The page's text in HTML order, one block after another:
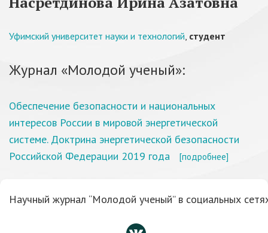
Уфимский университет науки и технологий, студент
Журнал «Молодой ученый»:
Обеспечение безопасности и национальных
интересов России в мировой энергетической
системе. Доктрина энергетической безопасности
Российской Федерации 2019 года
[подробнее]
Научный журнал “Молодой ученый” в социальных